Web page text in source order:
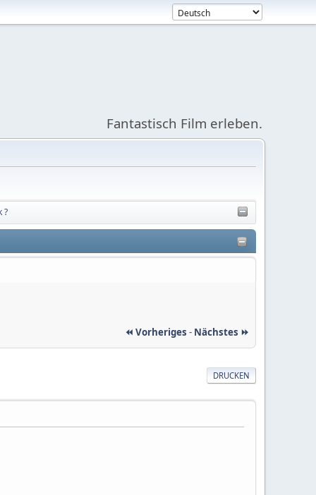
Fantastisch Film erleben.
?
⏪ Vorheriges - Nächstes ⏩
DRUCKEN